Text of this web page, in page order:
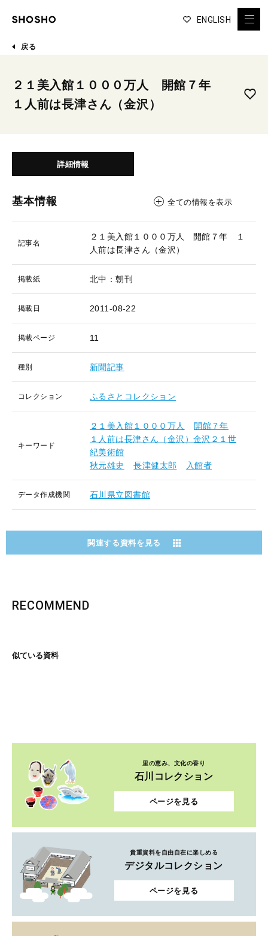
ENGLISH
戻る
２１美入館１０００万人 開館７年
１人前は長津さん（金沢）
詳細情報
基本情報 全ての情報を表示
記事名
２１美入館１０００万人 開館７年 １
人前は長津さん（金沢）
掲載紙 北中：朝刊
掲載日 2011-08-22
掲載ページ 11
種別 新聞記事
コレクション ふるさとコレクション
キーワード
２１美入館１０００万人
開館７年
１人前は長津さん（金沢）金沢２１世
紀美術館
秋元雄史
長津健太郎 入館者
データ作成機関 石川県立図書館
関連する資料を見る
RECOMMEND
似ている資料
里の恵み、文化の香り
石川コレクション
ページを見る
貴重資料を自由自在に楽しめる
デジタルコレクション
ページを見る